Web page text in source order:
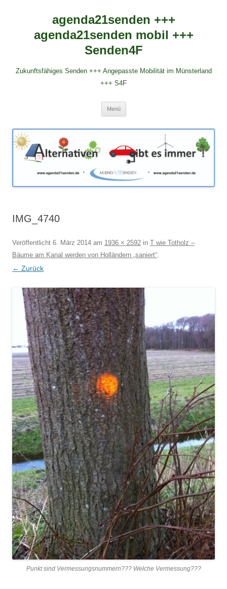
agenda21senden +++
agenda21senden mobil +++
Senden4F
Zukunftsfähiges Senden +++ Angepasste Mobilität im Münsterland
+++ S4F
Menü
IMG_4740
Veröffentlicht 6. März 2014 am 1936 × 2592 in T wie Totholz –
Bäume am Kanal werden von Holländern „saniert“
← Zurück
Punkt sind Vermessungsnummern??? Welche Vermessung???